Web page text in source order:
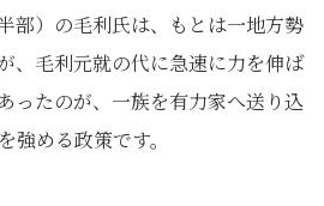
部）の毛利氏は、もとは一地方勢
、毛利元就の代に急速に力を伸ば
ったのが、一族を有力家へ送り込
強める政策です。